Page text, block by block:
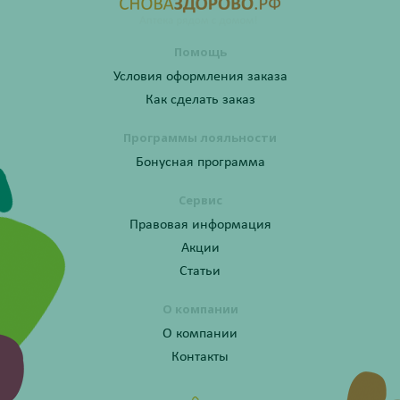
Помощь
Условия оформления заказа
Как сделать заказ
Программы лояльности
Бонусная программа
Сервис
Правовая информация
Акции
Статьи
О компании
О компании
Контакты